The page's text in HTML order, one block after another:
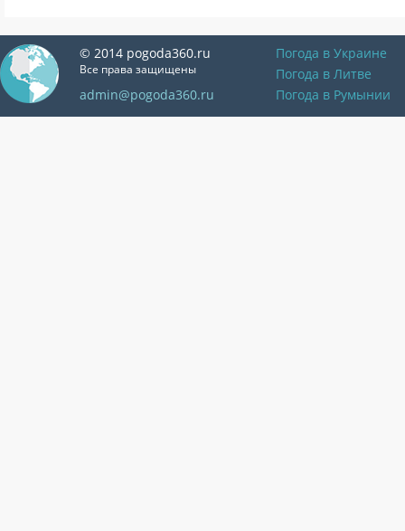
© 2014 pogoda360.ru
Все права защищены
admin@pogoda360.ru
Погода в Украине
Погода в Литве
Погода в Румынии